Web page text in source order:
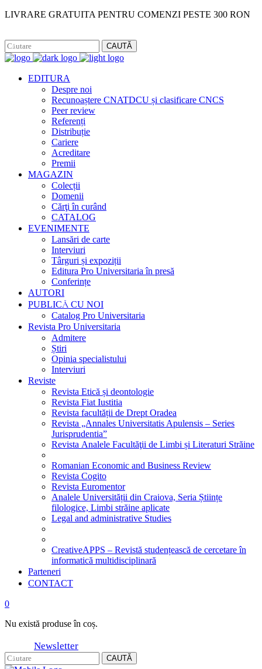
LIVRARE GRATUITA PENTRU COMENZI PESTE 300 RON
CAUTĂ
EDITURA
Despre noi
Recunoaștere CNATDCU și clasificare CNCS
Peer review
Referenți
Distribuție
Cariere
Acreditare
Premii
MAGAZIN
Colecții
Domenii
Cărţi în curând
CATALOG
EVENIMENTE
Lansări de carte
Interviuri
Târguri și expoziții
Editura Pro Universitaria în presă
Conferințe
AUTORI
PUBLICĂ CU NOI
Catalog Pro Universitaria
Revista Pro Universitaria
Admitere
Știri
Opinia specialistului
Interviuri
Reviste
Revista Etică și deontologie
Revista Fiat Iustitia
Revista facultății de Drept Oradea
Revista „Annales Universitatis Apulensis – Series
Jurisprudentia”
Revista Analele Facultăţii de Limbi și Literaturi Străine
Romanian Economic and Business Review
Revista Cogito
Revista Euromentor
Analele Universității din Craiova, Seria Științe
filologice, Limbi străine aplicate
Legal and administrative Studies
CreativeAPPS – Revistă studențească de cercetare în
informatică multidisciplinară
Parteneri
CONTACT
0
Nu există produse în coș.
Newsletter
CAUTĂ